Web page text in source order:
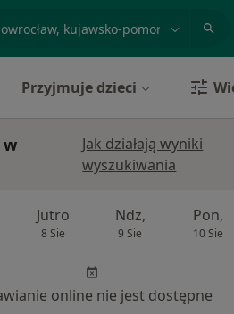
Przyjmuje dzieci
w
Jak działają wyniki
wyszukiwania
Jutro
8 Sie
Ndz,
9 Sie
Pon,
10 Sie
online nie jest dostępne